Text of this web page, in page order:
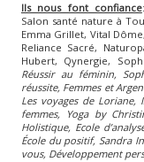
Ils nous font confiance
Salon santé nature à
Emma Grillet, Vital
Reliance Sacré,
Hubert, Qynergie,
Réussir au féminin,
réussite, Femmes et
Les voyages de Loriane,
femmes, Yoga by
Holistique, Ecole
École du positif, Sandra
vous, Développement